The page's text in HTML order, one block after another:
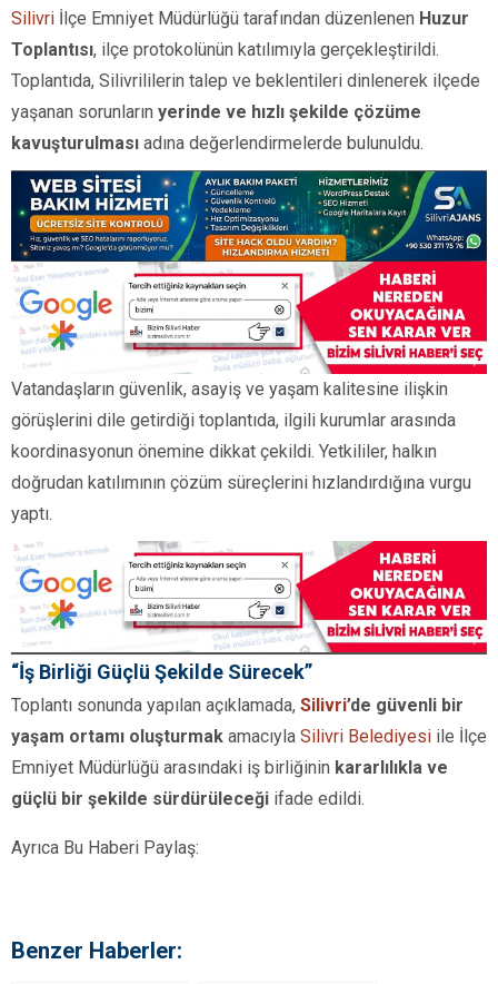
Silivri İlçe Emniyet Müdürlüğü tarafından düzenlenen Huzur
Toplantısı, ilçe protokolünün katılımıyla gerçekleştirildi.
Toplantıda, Silivrililerin talep ve beklentileri dinlenerek ilçede
yaşanan sorunların yerinde ve hızlı şekilde çözüme
kavuşturulması adına değerlendirmelerde bulunuldu.
Vatandaşların güvenlik, asayiş ve yaşam kalitesine ilişkin
görüşlerini dile getirdiği toplantıda, ilgili kurumlar arasında
koordinasyonun önemine dikkat çekildi. Yetkililer, halkın
doğrudan katılımının çözüm süreçlerini hızlandırdığına vurgu
yaptı.
“İş Birliği Güçlü Şekilde Sürecek”
Toplantı sonunda yapılan açıklamada, Silivri’de güvenli bir
yaşam ortamı oluşturmak amacıyla Silivri Belediyesi ile İlçe
Emniyet Müdürlüğü arasındaki iş birliğinin kararlılıkla ve
güçlü bir şekilde sürdürüleceği ifade edildi.
Ayrıca Bu Haberi Paylaş:
Benzer Haberler: